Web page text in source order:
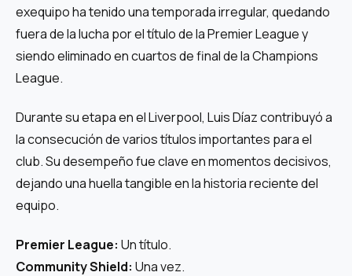
exequipo ha tenido una temporada irregular, quedando
fuera de la lucha por el título de la Premier League y
siendo eliminado en cuartos de final de la Champions
League.
Durante su etapa en el Liverpool, Luis Díaz contribuyó a
la consecución de varios títulos importantes para el
club. Su desempeño fue clave en momentos decisivos,
dejando una huella tangible en la historia reciente del
equipo.
Premier League: Un título.
Community Shield: Una vez.